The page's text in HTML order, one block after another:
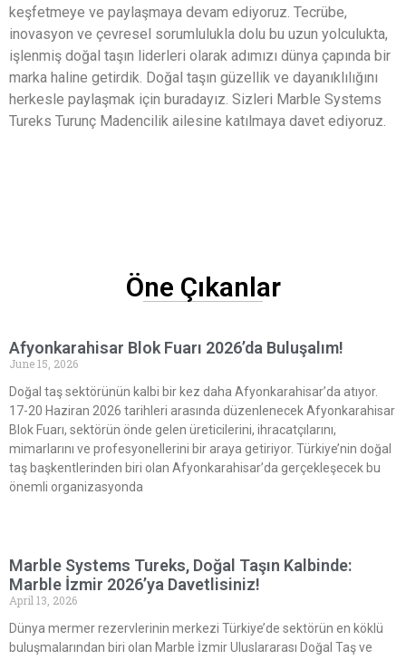
keşfetmeye ve paylaşmaya devam ediyoruz. Tecrübe,
inovasyon ve çevresel sorumlulukla dolu bu uzun yolculukta,
işlenmiş doğal taşın liderleri olarak adımızı dünya çapında bir
marka haline getirdik. Doğal taşın güzellik ve dayanıklılığını
herkesle paylaşmak için buradayız. Sizleri Marble Systems
Tureks Turunç Madencilik ailesine katılmaya davet ediyoruz.
Öne Çıkanlar
Afyonkarahisar Blok Fuarı 2026’da Buluşalım!
June 15, 2026
Doğal taş sektörünün kalbi bir kez daha Afyonkarahisar’da atıyor.
17-20 Haziran 2026 tarihleri arasında düzenlenecek Afyonkarahisar
Blok Fuarı, sektörün önde gelen üreticilerini, ihracatçılarını,
mimarlarını ve profesyonellerini bir araya getiriyor. Türkiye’nin doğal
taş başkentlerinden biri olan Afyonkarahisar’da gerçekleşecek bu
önemli organizasyonda
Marble Systems Tureks, Doğal Taşın Kalbinde:
Marble İzmir 2026’ya Davetlisiniz!
April 13, 2026
Dünya mermer rezervlerinin merkezi Türkiye’de sektörün en köklü
buluşmalarından biri olan Marble İzmir Uluslararası Doğal Taş ve